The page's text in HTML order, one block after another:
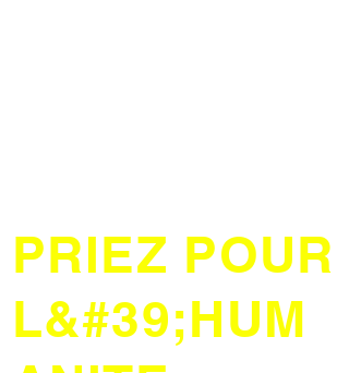
PRIEZ POUR
L&#39;HUM